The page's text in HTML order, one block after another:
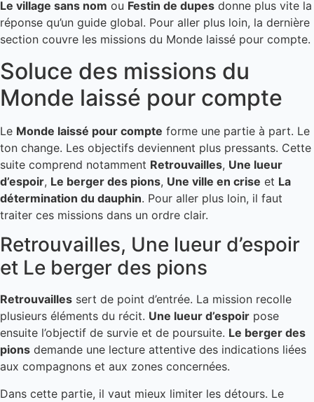
Le village sans nom ou Festin de dupes donne plus vite la
réponse qu’un guide global. Pour aller plus loin, la dernière
section couvre les missions du Monde laissé pour compte.
Soluce des missions du
Monde laissé pour compte
Le Monde laissé pour compte forme une partie à part. Le
ton change. Les objectifs deviennent plus pressants. Cette
suite comprend notamment Retrouvailles, Une lueur
d’espoir, Le berger des pions, Une ville en crise et La
détermination du dauphin. Pour aller plus loin, il faut
traiter ces missions dans un ordre clair.
Retrouvailles, Une lueur d’espoir
et Le berger des pions
Retrouvailles sert de point d’entrée. La mission recolle
plusieurs éléments du récit. Une lueur d’espoir pose
ensuite l’objectif de survie et de poursuite. Le berger des
pions demande une lecture attentive des indications liées
aux compagnons et aux zones concernées.
Dans cette partie, il vaut mieux limiter les détours. Le